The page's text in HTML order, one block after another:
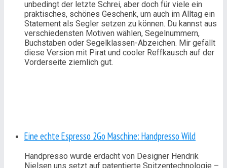
unbedingt der letzte Schrei, aber doch für viele ein
praktisches, schönes Geschenk, um auch im Alltag ein
Statement als Segler setzen zu können. Du kannst aus
verschiedensten Motiven wählen, Segelnummern,
Buchstaben oder Segelklassen-Abzeichen. Mir gefällt
diese Version mit Pirat und cooler Reffkausch auf der
Vorderseite ziemlich gut.
Eine echte Espresso 2Go Maschine: Handpresso Wild
Handpresso wurde erdacht von Designer Hendrik
Nielsen uns setzt auf patentierte Spitzentechnologie –